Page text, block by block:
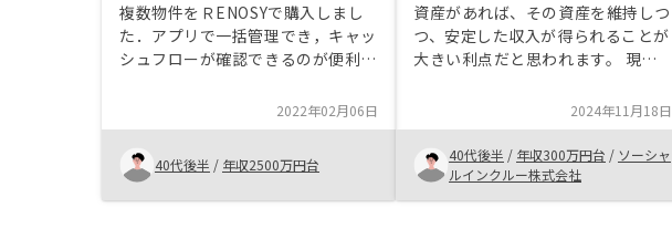
複数物件をＲENOSYで購入しまし
た．アプリで一括管理でき，キャッ
シュフローが確認できるのが便利で
なく，長期的な投資や万が一の保険
として不動産投資はメリットがある
と思います．多少築古でも利回りの
良い都心の物件を充実していると良
いと思います．
2022年02月06日
40代後半 / 年収2500万円台
資産があれば、その資産を維持しつ
つ、安定した収入が得られることが
大きい利点だと思われます。 現金
ないと思われますので、選択肢のひ
とつとして検討の余地があると思わ
れます。年配の人向けに、もう少し
けいやくをわかりやすくするのもい
いとおもわれます。
2024年11月18日
40代後半 / 年収300万円台 / ソーシャ
ルインクルー株式会社